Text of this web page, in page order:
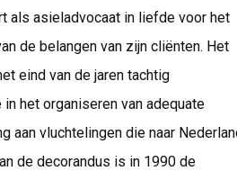
als asieladvocaat in liefde voor het
de belangen van zijn cliënten. Het
eind van de jaren tachtig
het organiseren van adequate
aan vluchtelingen die naar
de decorandus is in 1990 de